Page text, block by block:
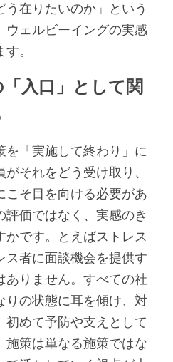
在りたいのか」という
ウェルビーイングの実感
。
入口」として関
を「実施して終わり」に
それをどう受け取り、
こそ目を向ける必要があ
評価ではなく、実感のき
かです。とえばストレス
ス者に面談機会を提供す
ありません。すべての社
りの状態に耳を傾け、対
初めて予防や支えとして
施策は単なる施策ではな